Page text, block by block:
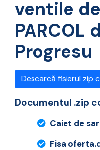
ventile
PARCOL
Progresu
Descarcă fisierul zip
Documentul .zip
Caiet de
Fisa